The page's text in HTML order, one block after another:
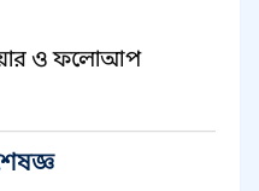
ও ফলোআপ